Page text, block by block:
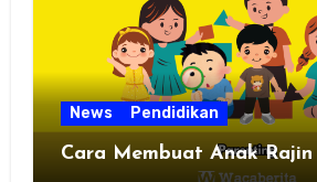
News Pendidikan
Cara Membuat Anak